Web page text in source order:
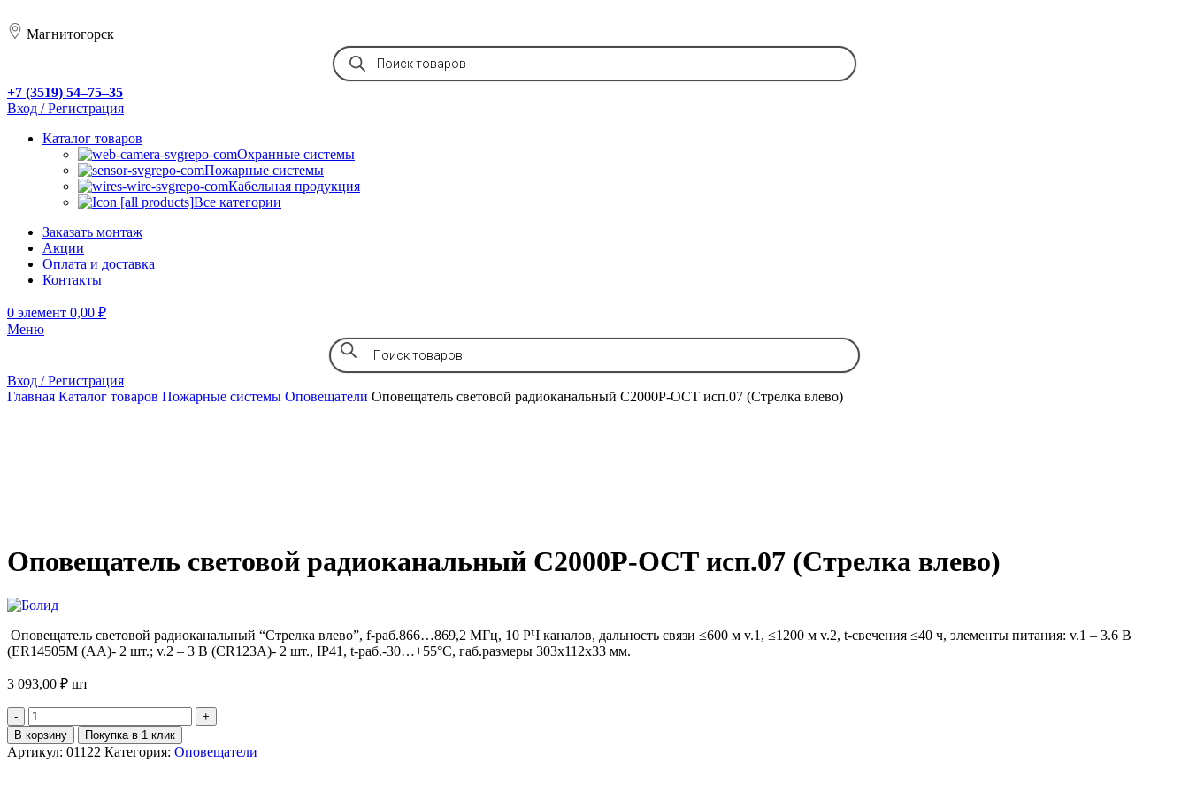
Магнитогорск
+7 (3519) 54‒75‒35
Вход / Регистрация
Каталог товаров
Охранные системы
Пожарные системы
Кабельная продукция
Все категории
Заказать монтаж
Акции
Оплата и доставка
Контакты
0 элемент 0,00 ₽
Меню
Вход / Регистрация
Главная Каталог товаров Пожарные системы Оповещатели Оповещатель световой радиоканальный С2000Р-ОСТ исп.07 (Стрелка влево)
Оповещатель световой радиоканальный С2000Р-ОСТ исп.07 (Стрелка влево)
Оповещатель световой радиоканальный “Стрелка влево”, f-раб.866…869,2 МГц, 10 РЧ каналов, дальность связи ≤600 м v.1, ≤1200 м v.2, t-свечения ≤40 ч, элементы питания: v.1 – 3.6 В
(ER14505M (АА)- 2 шт.; v.2 – 3 В (CR123A)- 2 шт., IP41, t-раб.-30…+55°C, габ.размеры 303х112х33 мм.
3 093,00 ₽ шт
В корзину Покупка в 1 клик
Артикул: 01122 Категория: Оповещатели